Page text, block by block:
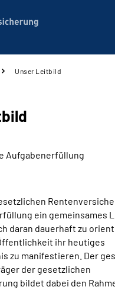
(DGS)
Unser Leitbild
Aufgabenerfüllung
ein gemeinsames
daran dauerhaft zu
ihr heutiges
zu manifestieren. Der
der gesetzlichen
bildet dabei den